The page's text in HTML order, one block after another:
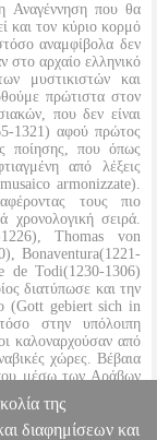
Αναγέννηση που θα
και τον κύριο κορμό
αναμφίβολα δεν
στο αρχαίο ελληνικό
μυστικιστών και
πρώτιστα στον
που δεν είναι
1321) αφού πρώτος
ποίησης, που όπως
από λέξεις
armonizzate).
τους πιο
χρονολογική σειρά.
Thomas von
Bonaventura(1221-
de Todi(1230-1306)
διατύπωσε και την
ο (Gott gebiert sich in
στην υπόλοιπη
καλοναρχούσαν από
χώρες. Βέβαια
μέσω των Αράβων
με το αρχαίο
της
διαφημίσεων και